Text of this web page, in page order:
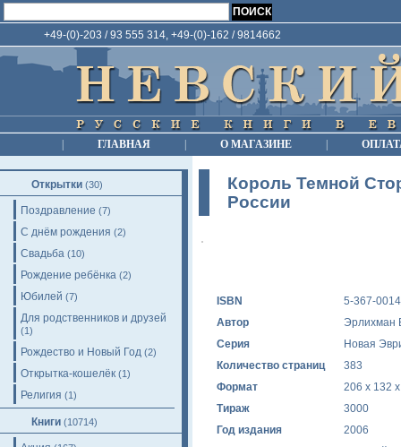
+49-(0)-203 / 93 555 314, +49-(0)-162 / 9814662
ГЛАВНАЯ О МАГАЗИНЕ
Открытки (30)
Поздравление (7)
С днём рождения (2)
Свадьба (10)
Рождение ребёнка (2)
Юбилей (7)
Для родственников и друзей
(1)
Рождество и Новый Год (2)
Открытка-кошелёк (1)
Религия (1)
Книги (10714)
Король Темной
России
ISBN
5-367-
Автор
Эрлихман
Серия
Новая
Количество страниц
383
Формат
206 x 132
Тираж
3000
Год издания
2006